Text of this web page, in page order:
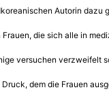
Autorin dazu
die sich alle in
versuchen verzweifelt
dem die Frauen